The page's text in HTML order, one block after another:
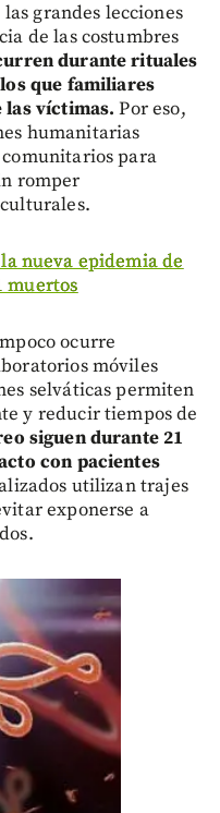
grandes lecciones
de las costumbres
durante rituales
que familiares
las víctimas.Por eso,
humanitarias
para
romper
nueva epidemia de
muertos
ocurre
móviles
selváticas permiten
y reducir tiempos de
siguen durante 21
con pacientes
utilizan trajes
exponerse a